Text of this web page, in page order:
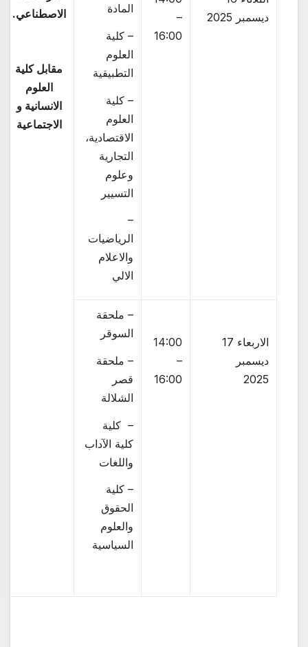
الاصطناعي.
مقابل كلية
العلوم
الانسانية و
الاجتماعية
ديسمبر 2025
–
16:00
المادة
– كلية
العلوم
التطبيقية
– كلية
العلوم
الاقتصادية،
التجارية
وعلوم
التسيير
–
الرياضيات
والاعلام
الالي
الاربعاء 17
ديسمبر
2025
14:00
–
16:00
– ملحقة
السوقر
– ملحقة
قصر
الشلالة
– كلية
كلية الآداب
واللغات
– كلية
الحقوق
والعلوم
السياسية